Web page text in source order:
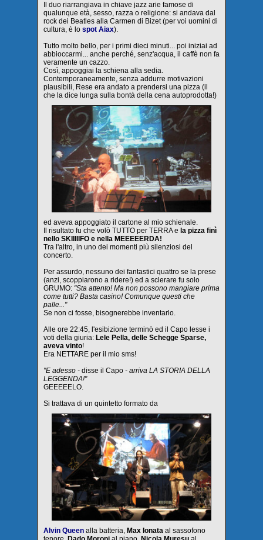
Il duo riarrangiava in chiave jazz arie famose di
qualunque età, sesso, razza o religione: si andava dal
rock dei Beatles alla Carmen di Bizet (per voi uomini di
cultura, è lo spot Aiax).
Tutto molto bello, per i primi dieci minuti... poi iniziai ad
abbioccarmi... anche perché, senz'acqua, il caffè non fa
veramente un cazzo.
Così, appoggiai la schiena alla sedia.
Contemporaneamente, senza addurre motivazioni
plausibili, Rese era andato a prendersi una pizza (il
che la dice lunga sulla bontà della cena autoprodotta!)
ed aveva appoggiato il cartone al mio schienale.
Il risultato fu che volò TUTTO per TERRA e la pizza finì
nello SKIIIIIFO e nella MEEEEERDA!
Tra l'altro, in uno dei momenti più silenziosi del
concerto.
Per assurdo, nessuno dei fantastici quattro se la prese
(anzi, scoppiarono a ridere!) ed a sclerare fu solo
GRUMO: "Sta attento! Ma non possono mangiare prima
come tutti? Basta casino! Comunque questi che
palle..."
Se non ci fosse, bisognerebbe inventarlo.
Alle ore 22:45, l'esibizione terminò ed il Capo lesse i
voti della giuria: Lele Pella, delle Schegge Sparse,
aveva vinto!
Era NETTARE per il mio sms!
"E adesso - disse il Capo - arriva LA STORIA DELLA
LEGGENDA!"
GEEEEELO.
Si trattava di un quintetto formato da
Alvin Queen alla batteria, Max Ionata al sassofono